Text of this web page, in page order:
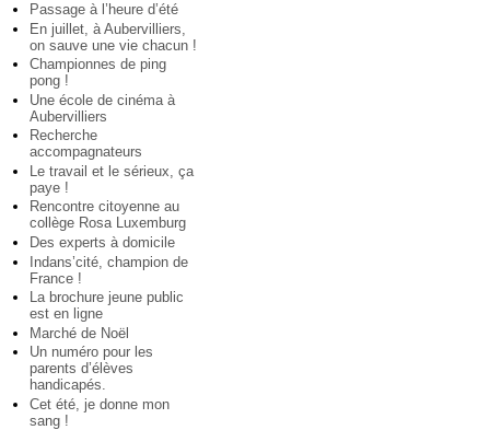
Passage à l’heure d’été
En juillet, à Aubervilliers,
on sauve une vie chacun !
Championnes de ping
pong !
Une école de cinéma à
Aubervilliers
Recherche
accompagnateurs
Le travail et le sérieux, ça
paye !
Rencontre citoyenne au
collège Rosa Luxemburg
Des experts à domicile
Indans’cité, champion de
France !
La brochure jeune public
est en ligne
Marché de Noël
Un numéro pour les
parents d’élèves
handicapés.
Cet été, je donne mon
sang !